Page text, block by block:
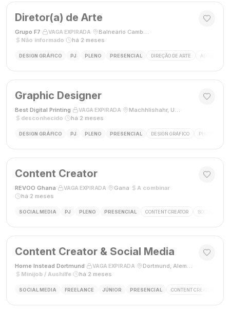
Diretor(a) de Arte
Grupo F7 VAGA EXPIRADA Balneário Camboriú, SC, Brasil
Não informado
há 2 meses
DESIGN GRÁFICO PJ PLENO PRESENCIAL DIREÇÃO DE ARTE ADOBE
Graphic Designer
Best Digital Printing VAGA EXPIRADA Machhlishahr, Uttar Pradesh, Índia
desconhecido
há 2 meses
DESIGN GRÁFICO PJ PLENO PRESENCIAL DESIGN GRÁFICO PHOTOSHOP
Content Creator
REVOO Ghana VAGA EXPIRADA Gana A combinar·
há 2 meses
SOCIAL MEDIA PJ PLENO PRESENCIAL CONTENT CREATOR SOCIAL MEDIA
Content Creator & Social Media
Home Instead Dortmund VAGA EXPIRADA Dortmund, Alemanha
Minijob / Aushilfe
há 2 meses
SOCIAL MEDIA FREELANCE JÚNIOR PRESENCIAL CONTENT CREATOR